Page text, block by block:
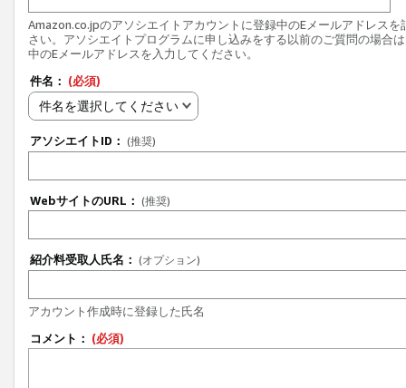
Amazon.co.jpのアソシエイトアカウントに登録中のEメールアドレスを
さい。アソシエイトプログラムに申し込みをする以前のご質問の場合
中のEメールアドレスを入力してください。
件名： (必須)
件名を選択してください
アソシエイトID： (推奨)
WebサイトのURL： (推奨)
紹介料受取人氏名： (オプション)
アカウント作成時に登録した氏名
コメント： (必須)